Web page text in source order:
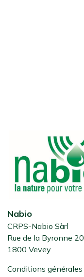
Nabio
CRPS-Nabio Sàrl
Rue de la Byronne 20
1800 Vevey
Conditions générales